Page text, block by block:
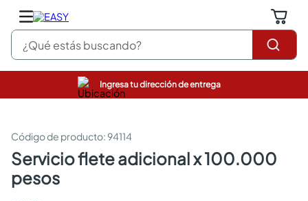
¿Qué estás buscando?
Ingresa tu dirección de entrega
:94114
servicio flete adicional x 100.000
pesos
pinturas
sanitarios
comedor
escritorio